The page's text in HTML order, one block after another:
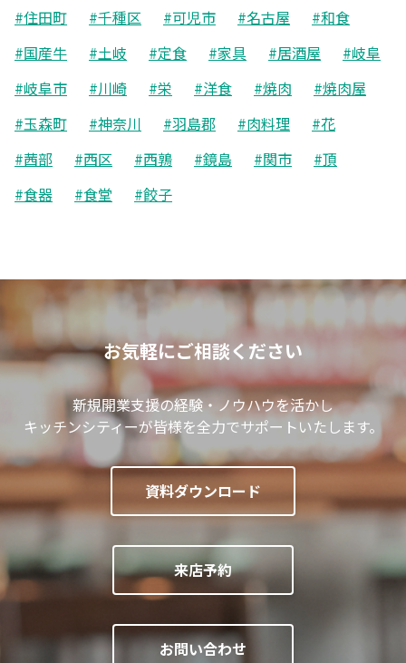
#住田町
#千種区 #可児市 #名古屋
#和食
#国産牛
#土岐 #定食 #家具 #居酒屋
#岐阜
#岐阜市
#川崎 #栄 #洋食 #焼肉
#焼肉屋
#玉森町
#神奈川 #羽島郡 #肉料理
#花
#茜部
#西区 #西鶉 #鏡島 #関市
#頂
#食器
#食堂 #餃子
お気軽にご相談ください
新規開業支援の経験・ノウハウを活かし
キッチンシティーが皆様を全力でサポートいたします。
資料ダウンロード
来店予約
お問い合わせ